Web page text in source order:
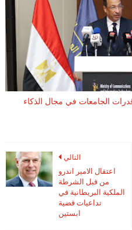
قدرات الجامعات في مجال الذكاء
التالي
اعتقال الامير اندرو
من قبل الشرطة
الملكية البريطانية في
تداعيات قضية
ابستين